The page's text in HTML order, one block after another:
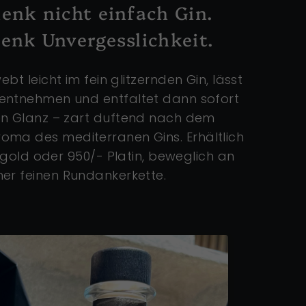
der in Erinnerung bleibt.
einzigartig?
Diamantketten werden in meisterlicher
renommierten Goldschmiede Reiffert
ist so individuell wie die Person,
eignet sich OCTAEDA?
perfekte Geschenk für die großen
– Verlobungen, Jubiläen,
nicht einfach Gin.
Unvergesslichkeit.
leicht im fein glitzernden Gin, lässt
und entfaltet dann sofort
Glanz – zart duftend nach dem
des mediterranen Gins. Erhältlich
oder 950/- Platin, beweglich an
feinen Rundankerkette.